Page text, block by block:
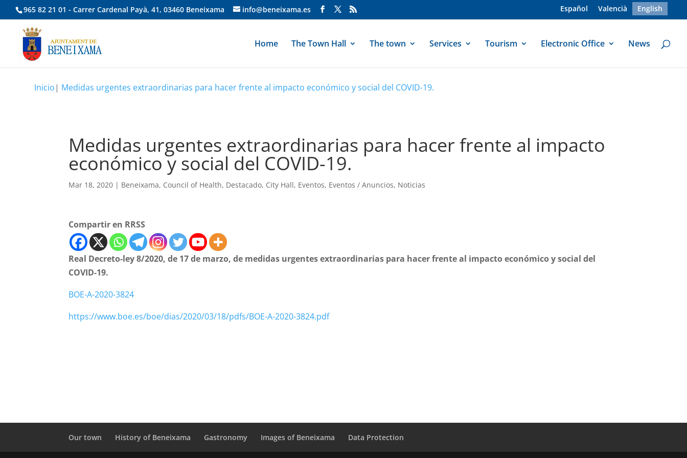
965 82 21 01 - Carrer Cardenal Payà, 41, 03460 Beneixama info@beneixama.es Español Valencià English
Home The Town Hall The town Services Tourism Electronic Office News
Inicio| Medidas urgentes extraordinarias para hacer frente al impacto económico y social del COVID-19.
Medidas urgentes extraordinarias para hacer frente al impacto
económico y social del COVID-19.
Mar 18, 2020 | Beneixama, Council of Health, Destacado, City Hall, Eventos, Eventos / Anuncios, Noticias
Compartir en RRSS
Real Decreto-ley 8/2020, de 17 de marzo, de medidas urgentes extraordinarias para hacer frente al impacto económico y social del
COVID-19.
BOE-A-2020-3824
https://www.boe.es/boe/dias/2020/03/18/pdfs/BOE-A-2020-3824.pdf
Our town History of Beneixama Gastronomy Images of Beneixama Data Protection